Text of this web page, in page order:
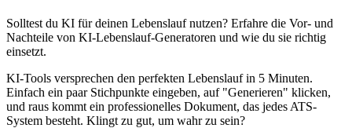
Solltest du KI für deinen Lebenslauf nutzen? Erfahre die Vor- und
Nachteile von KI-Lebenslauf-Generatoren und wie du sie richtig
einsetzt.
KI-Tools versprechen den perfekten Lebenslauf in 5 Minuten.
Einfach ein paar Stichpunkte eingeben, auf "Generieren" klicken,
und raus kommt ein professionelles Dokument, das jedes ATS-
System besteht. Klingt zu gut, um wahr zu sein?